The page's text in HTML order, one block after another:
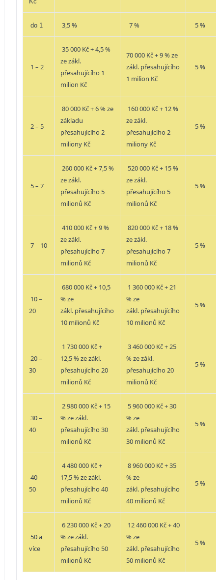
do 1 3,5 % 7 % 5 %
1 – 2
35 000 Kč + 4,5 %
ze zákl.
přesahujícího 1
milion Kč
70 000 Kč + 9 % ze
zákl. přesahujícího
1 milion Kč
5 %
2 – 5
80 000 Kč + 6 % ze
základu
přesahujícího 2
miliony Kč
160 000 Kč + 12 %
ze zákl.
přesahujícího 2
miliony Kč
5 %
5 – 7
260 000 Kč + 7,5 %
ze zákl.
přesahujícího 5
milionů Kč
520 000 Kč + 15 %
ze zákl.
přesahujícího 5
milionů Kč
5 %
7 – 10
410 000 Kč + 9 %
ze zákl.
přesahujícího 7
milionů Kč
820 000 Kč + 18 %
ze zákl.
přesahujícího 7
milionů Kč
5 %
10 –
20
680 000 Kč + 10,5
% ze
zákl. přesahujícího
10 milionů Kč
1 360 000 Kč + 21
% ze
zákl. přesahujícího
10 milionů Kč
5 %
20 –
30
1 730 000 Kč +
12,5 % ze zákl.
přesahujícího 20
milionů Kč
3 460 000 Kč + 25
% ze zákl.
přesahujícího 20
milionů Kč
5 %
30 –
40
2 980 000 Kč + 15
% ze zákl.
přesahujícího 30
milionů Kč
5 960 000 Kč + 30
% ze
zákl. přesahujícího
30 milionů Kč
5 %
40 –
50
4 480 000 Kč +
17,5 % ze zákl.
přesahujícího 40
milionů Kč
8 960 000 Kč + 35
% ze
zákl. přesahujícího
40 milionů Kč
5 %
50 a
více
6 230 000 Kč + 20
% ze zákl.
přesahujícího 50
milionů Kč
12 460 000 Kč + 40
% ze
zákl. přesahujícího
50 milionů Kč
5 %